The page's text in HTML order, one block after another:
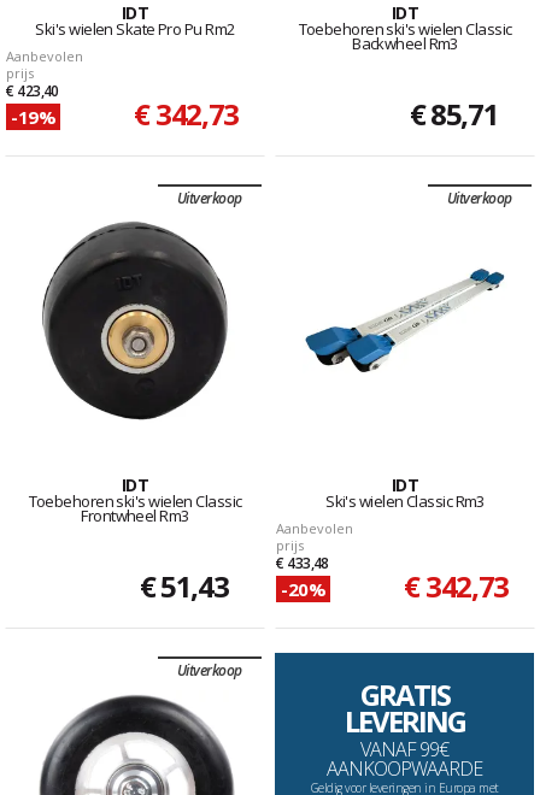
IDT
Ski's wielen Skate Pro Pu Rm2
Aanbevolen
prijs
€ 423,40
-19% € 342,73
IDT
Toebehoren ski's wielen Classic
Backwheel Rm3
€ 85,71
Uitverkoop
IDT
Toebehoren ski's wielen Classic
Frontwheel Rm3
€ 51,43
Uitverkoop
IDT
Ski's wielen Classic Rm3
Aanbevolen
prijs
€ 433,48
-20% € 342,73
Uitverkoop
GRATIS
LEVERING
VANAF 99€
AANKOOPWAARDE
Geldig voor leveringen in Europa met